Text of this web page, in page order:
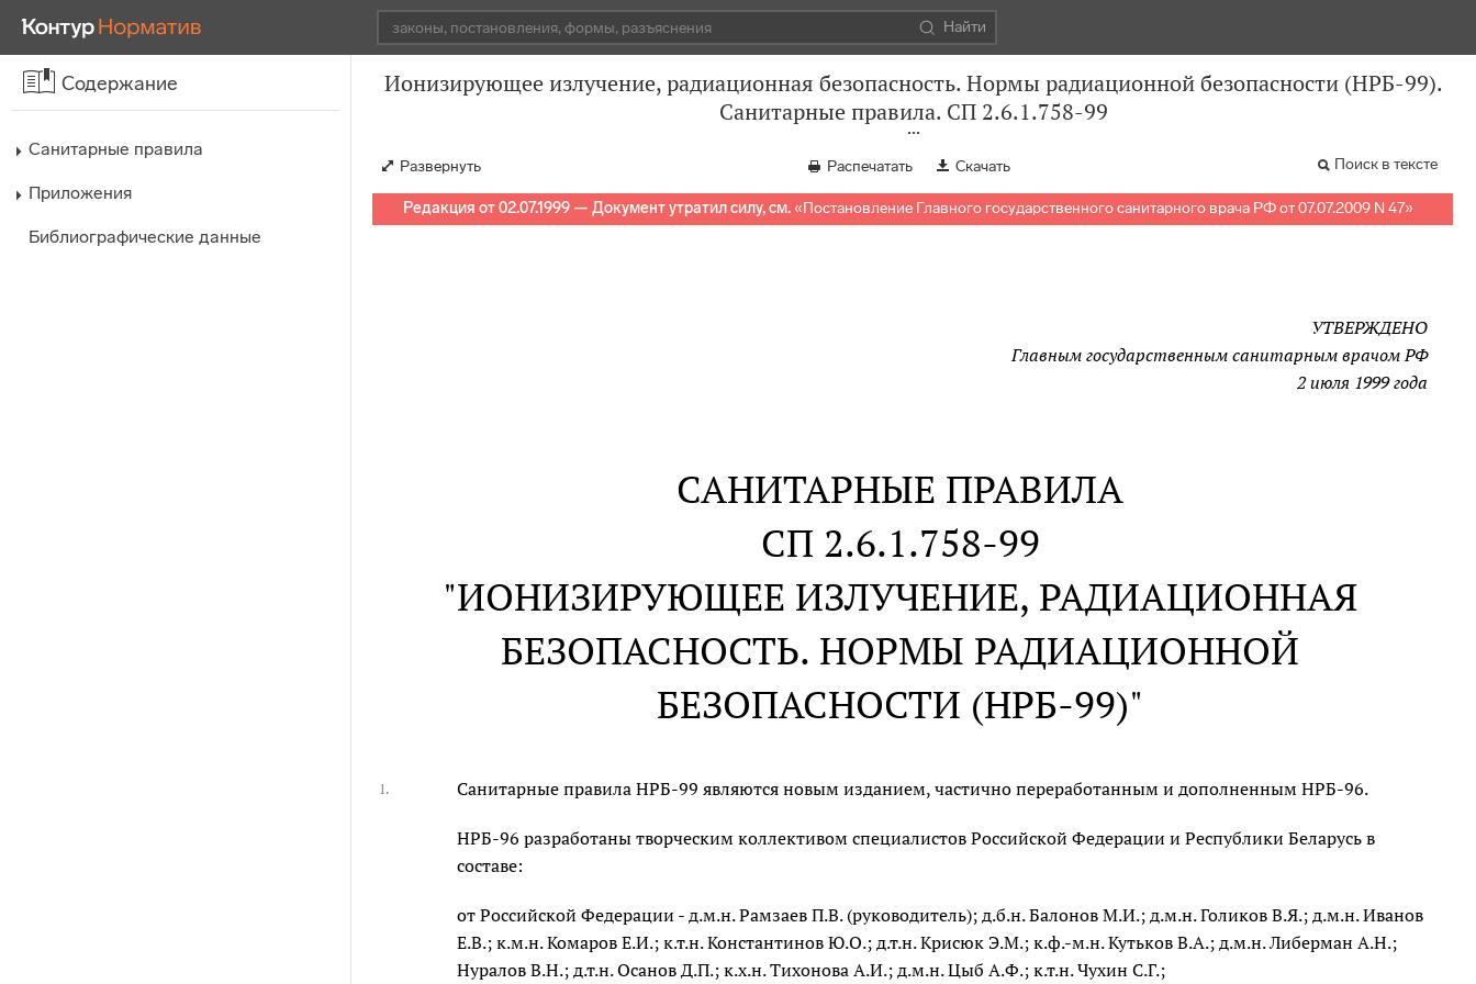
Найти
Содержание
Санитарные правила
Приложения
Библиографические данные
Ионизирующее излучение, радиационная безопасность. Нормы радиационной безопасности (НРБ-99).
Санитарные правила. СП 2.6.1.758-99
Развернуть Распечатать Скачать Поиск в тексте
Редакция от 02.07.1999 — Документ утратил силу, см. «Постановление Главного государственного санитарного врача РФ от 07.07.2009 N 47»
УТВЕРЖДЕНО
Главным государственным санитарным врачом РФ
2 июля 1999 года
САНИТАРНЫЕ ПРАВИЛА
СП 2.6.1.758-99
"ИОНИЗИРУЮЩЕЕ ИЗЛУЧЕНИЕ, РАДИАЦИОННАЯ
БЕЗОПАСНОСТЬ. НОРМЫ РАДИАЦИОННОЙ
БЕЗОПАСНОСТИ (НРБ-99)"
1. Санитарные правила НРБ-99 являются новым изданием, частично переработанным и дополненным НРБ-96.
НРБ-96 разработаны творческим коллективом специалистов Российской Федерации и Республики Беларусь в
составе:
от Российской Федерации - д.м.н. Рамзаев П.В. (руководитель); д.б.н. Балонов М.И.; д.м.н. Голиков В.Я.; д.м.н. Иванов
Е.В.; к.м.н. Комаров Е.И.; к.т.н. Константинов Ю.О.; д.т.н. Крисюк Э.М.; к.ф.-м.н. Кутьков В.А.; д.м.н. Либерман А.Н.;
Нуралов В.Н.; д.т.н. Осанов Д.П.; к.х.н. Тихонова А.И.; д.м.н. Цыб А.Ф.; к.т.н. Чухин С.Г.;